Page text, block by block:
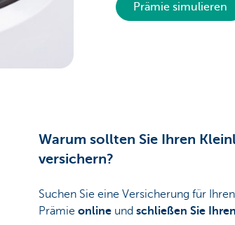
Prämie simulieren
Warum sollten Sie Ihren
versichern?
Suchen Sie eine Versicherung für
Prämie onlineund schließen Sie